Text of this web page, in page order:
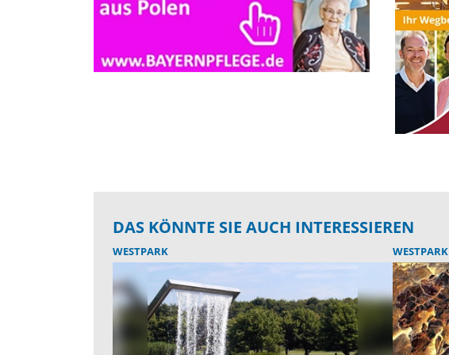
DAS KÖNNTE SIE AUCH INTERESSIEREN
WESTPARK WESTPARK